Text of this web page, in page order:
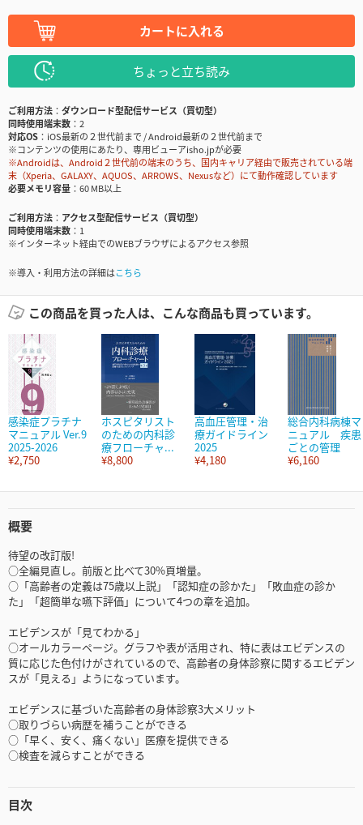
カートに入れる
ちょっと立ち読み
ご利用方法
ダウンロード型配信サービス（買切型）
同時使用端末数
2
対応OS
iOS最新の２世代前まで / Android最新の２世代前まで
※コンテンツの使用にあたり、専用ビューアisho.jpが必要
※Androidは、Android２世代前の端末のうち、国内キャリア経由で販売されている端
末（Xperia、GALAXY、AQUOS、ARROWS、Nexusなど）にて動作確認しています
必要メモリ容量
60 MB以上
ご利用方法
アクセス型配信サービス（買切型）
同時使用端末数
1
※インターネット経由でのWEBブラウザによるアクセス参照
※導入・利用方法の詳細はこちら
この商品を買った人は、こんな商品も買っています。
感染症プラチナ
マニュアル Ver.9
2025-2026
¥2,750
ホスピタリスト
のための内科診
療フローチャ...
¥8,800
高血圧管理・治
療ガイドライン
2025
¥4,180
総合内科病棟マ
ニュアル 疾患
ごとの管理
¥6,160
概要
待望の改訂版!
○全編見直し。前版と比べて30%頁増量。
○「高齢者の定義は75歳以上説」「認知症の診かた」「敗血症の診か
た」「超簡単な嚥下評価」について4つの章を追加。
エビデンスが「見てわかる」
○オールカラーページ。グラフや表が活用され、特に表はエビデンスの
質に応じた色付けがされているので、高齢者の身体診察に関するエビデン
スが「見える」ようになっています。
エビデンスに基づいた高齢者の身体診察3大メリット
○取りづらい病歴を補うことができる
○「早く、安く、痛くない」医療を提供できる
○検査を減らすことができる
目次